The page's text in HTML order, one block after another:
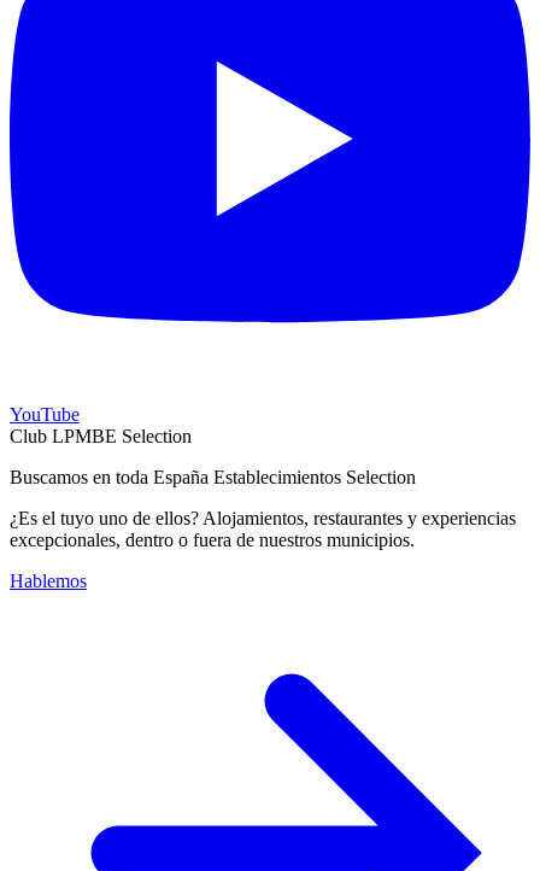
YouTube
Club LPMBE Selection
Buscamos en toda España Establecimientos Selection
¿Es el tuyo uno de ellos? Alojamientos, restaurantes y experiencias
excepcionales, dentro o fuera de nuestros municipios.
Hablemos